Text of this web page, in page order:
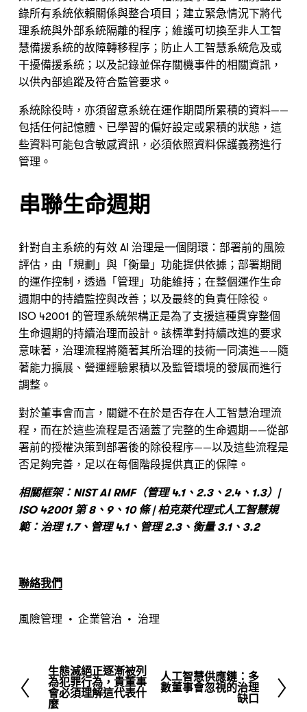
錄所有系統依賴關係與整合項目；建立緊急情況下將代
理系統與外部系統隔離的程序；維護可切換至非人工智
慧備援系統的故障轉移程序；防止人工智慧系統危及或
干擾備援系統；以及記錄並保存關機事件的相關資訊，
以供內部追蹤及符合監管要求。
系統除役時，亦須留意系統在運作期間所累積的資料——
包括任何記憶體、已學習的偏好設定或累積的狀態，這
些資料可能包含敏感資訊，必須依照資料保護義務進行
管理。
串聯生命週期
針對自主系統的有效 AI 治理是一個閉環：部署前的風險
評估，由「規劃」與「衡量」功能提供依據；部署期間
的運作控制，透過「管理」功能維持；在整個運作生命
週期中的持續監控與改善；以及最終的負責任除役。
ISO 42001 的管理系統架構正是為了支援這種貫穿整個
生命週期的持續治理而設計。該標準對持續改進的要求
意味著，治理流程將隨著其所治理的技術一同演進——隨
著能力擴展、營運經驗累積以及監管環境的發展而進行
調整。
對於董事會而言，關鍵不在於是否存在人工智慧治理流
程，而在於這些流程是否涵蓋了完整的生命週期——從部
署前的授權決策到部署後的除役程序——以及這些流程是
否足夠完善，足以在每個階段提供真正的保障。
相關框架：NIST AI RMF（管理 4.1、2.3、2.4、1.3）|
ISO 42001 第 8、9、10 條 | 柏克萊代理式人工智慧規
範：治理 1.7、管理 4.1、管理 2.3、衡量 3.1、3.2
聯絡我們
風險管理 企業管治 治理
先
前
生態滅絕正逐漸被列
為犯罪行為，貴董事
會必須理解這代表什
麼
下
一
人工智慧供應鏈：多
數董事會忽視的治理
缺口